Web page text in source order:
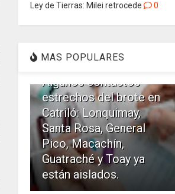
Ley de Tierras: Milei retrocede 0
MAS POPULARES
1
Algunos contactos
estrechos del brote en
Catriló: Lonquimay,
Santa Rosa, General
Pico, Macachín,
Guatraché y Toay ya
están aislados.